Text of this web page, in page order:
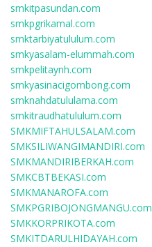
smkitpasundan.com
smkpgrikamal.com
smktarbiyatululum.com
smkyasalam-elummah.com
smkpelitaynh.com
smkyasinacigombong.com
smknahdatululama.com
smkitraudhatululum.com
SMKMIFTAHULSALAM.com
SMKSILIWANGIMANDIRI.com
SMKMANDIRIBERKAH.com
SMKCBTBEKASI.com
SMKMANAROFA.com
SMKPGRIBOJONGMANGU.com
SMKKORPRIKOTA.com
SMKITDARULHIDAYAH.com